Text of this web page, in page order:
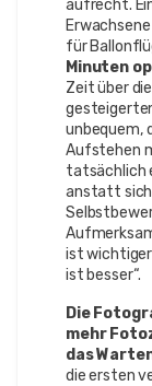
aufrecht.
für
Minuten
Zeit über
unbequem,
Aufstehen
tatsächlich
anstatt sich
ist
ist besser“.
Die
mehr
das
die ersten